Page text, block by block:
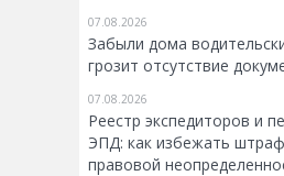
07.08.2026
Забыли дома
грозит отсутствие
07.08.2026
Реестр экспедиторов и
ЭПД: как избежать
правовой